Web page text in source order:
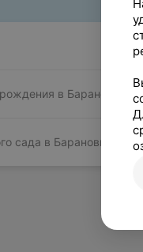
в Барановичах
сада в Барановичах